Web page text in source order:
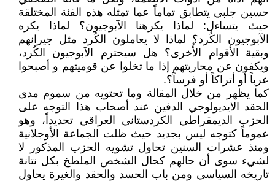
حسين جلبي يتطابق تماماً عما تمثله هذه الفئة المختلقة
حيث يتساءل: لماذا يكرهنا الآبوجيون؟ لماذا يكره
الآبوجيون الكُرد؟ لماذا لا يعاملون الكُرد مثل جيرانهم
وبقية الأقوام الأُخرى؟ هل سيحترم الآبوجيون الكُرد،
ويكفون عن محاربتهم إذا ما تخلوا عن قوميتهم و أصبحوا
عرباً أو أتراكاً أو فرساً؟.
كما يظهر من خلال المقالة وما تحتويه من سموم مدى
الحقد الايديولوجي الدفين عند أصحاب هذا التوجه على
الحزب الديمقراطي الكردستاني العراقي تحديداً، وهو
عموماً كتوجه ليس بجديد حيث ظلت الجماعة الأوجلانية
ومنذ عشرات السنين تحاول تشويه الحزب المذكور لا
لشيء سوى أن حالهم كحال الشخص الملطخ بكل نتانة
تاريخه السياسي ومن باب الحسد والحقد والغيرة يحاول